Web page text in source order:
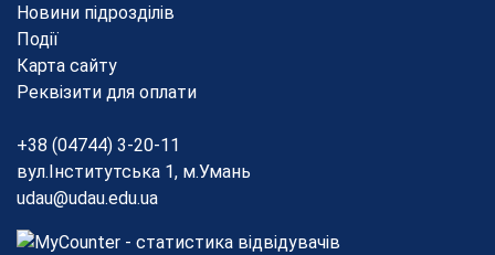
Новини підрозділів
Події
Карта сайту
Реквізити для оплати
+38 (04744) 3-20-11
вул.Інститутська 1, м.Умань
udau@udau.edu.ua